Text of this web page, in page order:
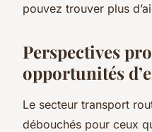
pouvez trouver plus
Perspectives
opportunités
Le secteur transport
débouchés pour ceux